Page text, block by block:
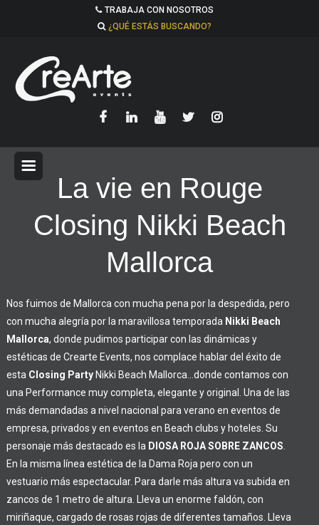
TRABAJA CON NOSOTROS
¿QUÉ ESTÁS BUSCANDO?
La vie en Rouge
Closing Nikki Beach
Mallorca
Nos fuimos de Mallorca con mucha pena por la despedida, pero
con mucha alegría por la maravillosa temporada Nikki Beach
Mallorca, donde pudimos participar con las dinámicas y
estéticas de Crearte Events, nos complace hablar del éxito de
esta Closing PartyNikki Beach Mallorca…donde contamos con
una Performance muy completa, elegante y original. Una de las
más demandadas a nivel nacional para verano en eventos de
empresa, privados y en eventos en Beach clubs y hoteles. Su
personaje más destacado es la DIOSA ROJA SOBRE ZANCOS
En la misma línea estética de la Dama Roja pero con un
vestuario más espectacular. Para darle más altura va subida en
zancos de 1 metro de altura. Lleva un enorme faldón, con
miriñaque, cargado de rosas rojas de diferentes tamaños. Lleva